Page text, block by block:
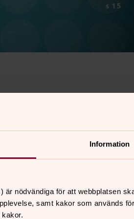
Information
är nödvändiga för att webbplatsen
samt kakor som används
längre texter än vad som fick
i form av fler artiklar,
tips eller synpunkter på vad
eller 054-14